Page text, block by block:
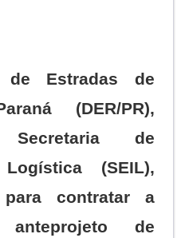
de Estradas de
(DER/PR),
de
(SEIL),
para contratar a
de